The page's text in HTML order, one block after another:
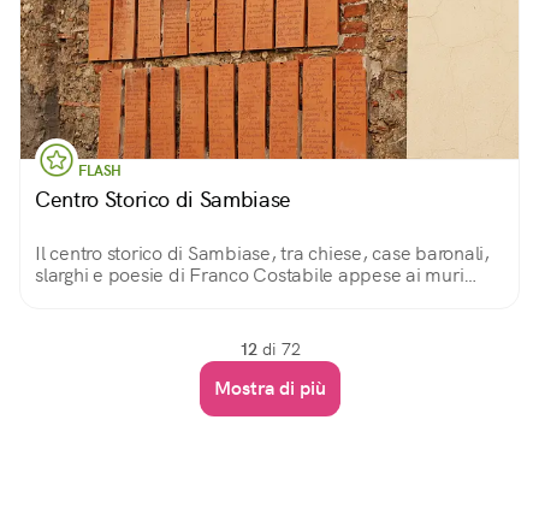
FLASH
Centro Storico di Sambiase
Il centro storico di Sambiase, tra chiese, case baronali,
slarghi e poesie di Franco Costabile appese ai muri
12 di 72
Mostra di più